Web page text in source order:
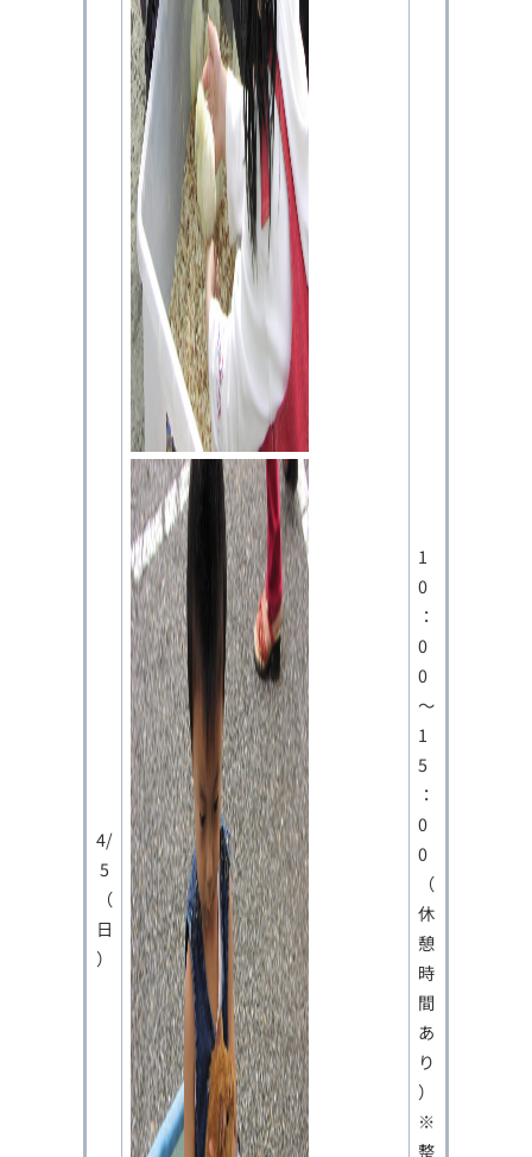
4/
5
（
日
）
1
0
：
0
0
～
1
5
：
0
0
（
休
憩
時
間
あ
り
）
※
整